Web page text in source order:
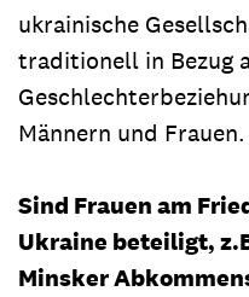
ukrainische
traditionell in Bezug
Männern und Frauen.
Sind Frauen am
Ukraine beteiligt,
Minsker